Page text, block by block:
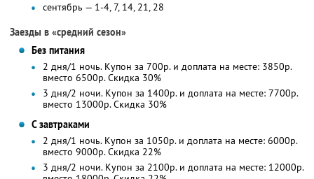
сентябрь — 1-4, 7, 14, 21, 28
Заезды в «средний сезон»
Без питания
2 дня/1 ночь. Купон за 700р. и доплата на месте: 3850р.
вместо 6500р.Скидка 30%
3 дня/2 ночи. Купон за 1400р. и доплата на месте: 7700р.
вместо 13000р.Скидка 30%
С завтраками
2 дня/1 ночь. Купон за 1050р. и доплата на месте: 6000р.
вместо 9000р.Скидка 22%
3 дня/2 ночи. Купон за 2100р. и доплата на месте: 12000р.